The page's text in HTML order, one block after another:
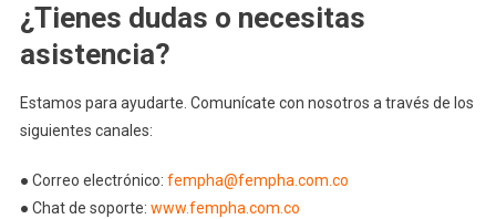
¿Tienes dudas o necesitas
asistencia?
Estamos para ayudarte. Comunícate con nosotros a través de los
siguientes canales:
● Correo electrónico: fempha@fempha.com.co
● Chat de soporte: www.fempha.com.co